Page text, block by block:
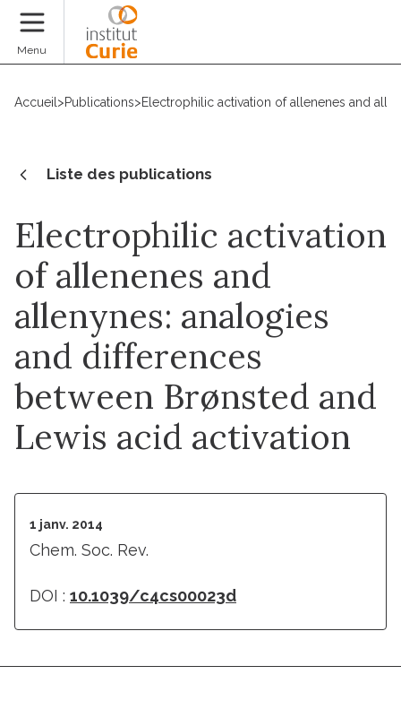
Menu
Accueil >Publications>Electrophilic activation of allenenes and
Liste des publications
Electrophilic activation
of allenenes and
allenynes: analogies
and differences
between Brønsted and
Lewis acid activation
1 janv. 2014
Chem. Soc. Rev.
DOI : 10.1039/c4cs00023d